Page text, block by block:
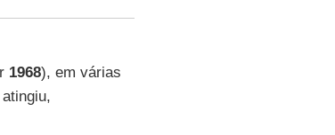
1968), em várias